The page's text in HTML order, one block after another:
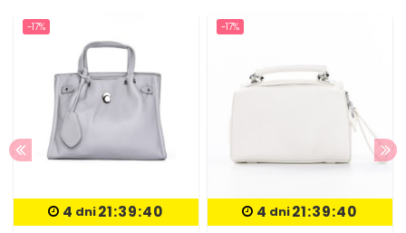
-17%
4 dni21:39:39
-17%
4 dni21:39:39